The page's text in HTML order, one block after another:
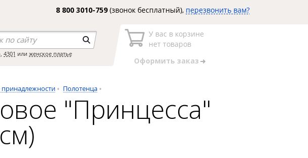
8 800 3010-759(звонок бесплатный), перезвонить вам?
4301 или женское платье
У вас в корзине
нет товаров
Оформить заказ
Полотенца
"Принцесса"